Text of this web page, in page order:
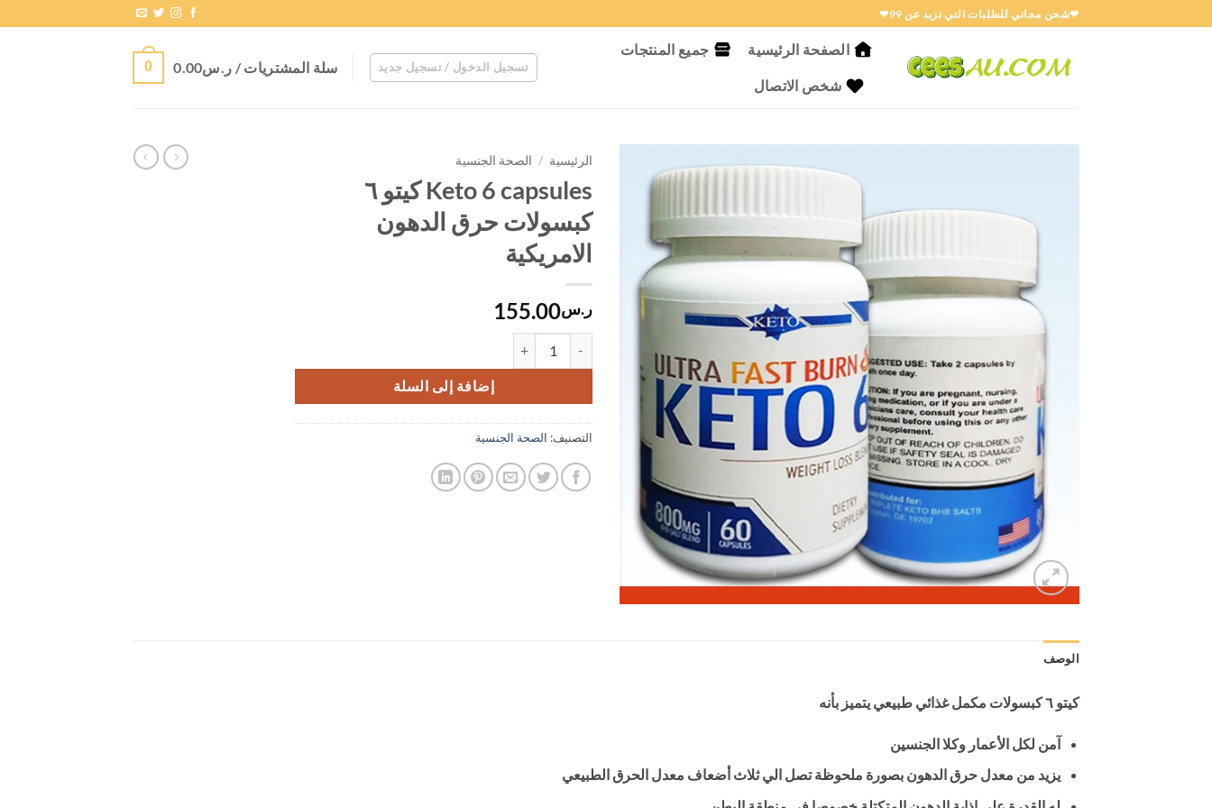
للمحتوى
❤شحن مجاني للطلبات التي تزيد عن 99❤
الصفحة الرئيسية جميع المنتجات
شخص الاتصال
تسجيل الدخول / تسجيل جديد سلة المشتريات / ر.س0.00
0
الرئيسية / الصحة الجنسية
Keto 6 capsules كيتو ٦
كبسولات حرق الدهون
الامريكية
ر.س155.00
إضافة إلى السلة
التصنيف: الصحة الجنسية
الوصف
كيتو ٦ كبسولات مكمل غذائي طبيعي يتميز بأنه
آمن لكل الأعمار وكلا الجنسين
يزيد من معدل حرق الدهون بصورة ملحوظة تصل الي ثلاث أضعاف معدل الحرق الطبيعي